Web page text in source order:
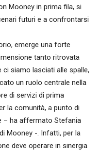
Mooney in prima fila, si
futuri e a confrontarsi
emerge una forte
tanto ritrovata
ci siamo lasciati alle spalle,
un ruolo centrale nella
di servizi di prima
la comunità, a punto di
– ha affermato Stefania
Mooney -. Infatti, per la
deve operare in sinergia